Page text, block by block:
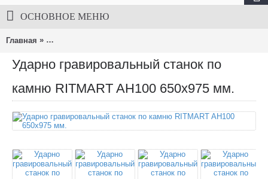
ОСНОВНОЕ МЕНЮ
Главная » Ударно гравировальный станок RITMART AH100
Ударно гравировальный станок по
камню RITMART AH100 650х975 мм.